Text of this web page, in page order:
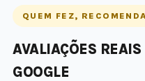
QUEM FEZ, RECOMENDA
AVALIAÇÕES
GOOGLE